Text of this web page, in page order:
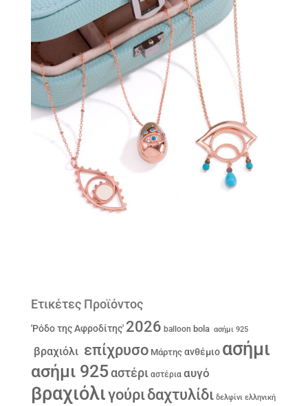
Ετικέτες Προϊόντος
'Ρόδο της Αφροδίτης' 2026 balloon bola ασήμι 925
βραχιόλι επίχρυσο Μάρτης ανθέμιο ασήμι
ασήμι 925αστέρι αστέρια αυγό
βραχιόλιγούριδαχτυλίδι δελφίνι ελληνική